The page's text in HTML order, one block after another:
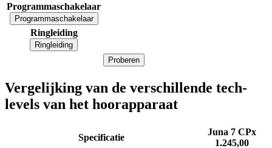
Programmaschakelaar
Programmaschakelaar
Ringleiding
Ringleiding
Proberen
Vergelijking van de verschillende tech-
levels van het hoorapparaat
Specificatie
Juna 7 CPx
1.245,00